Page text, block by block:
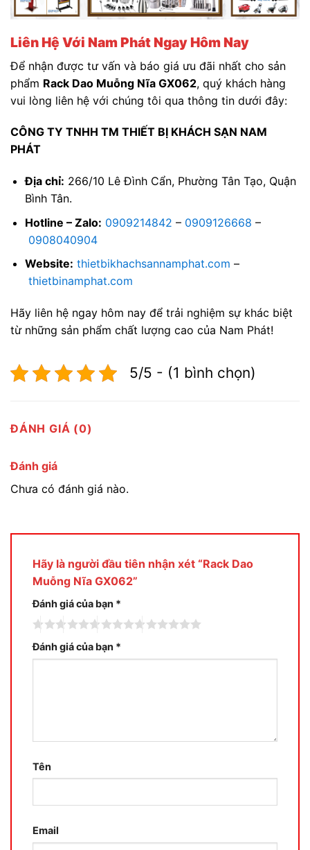
Liên Hệ Với Nam Phát Ngay Hôm Nay
Để nhận được tư vấn và báo giá ưu đãi nhất cho sản
phẩm Rack Dao Muỗng Nĩa GX062, quý khách hàng
vui lòng liên hệ với chúng tôi qua thông tin dưới đây:
CÔNG TY TNHH TM THIẾT BỊ KHÁCH SẠN NAM
PHÁT
Địa chỉ: 266/10 Lê Đình Cẩn, Phường Tân Tạo, Quận
Bình Tân.
Hotline – Zalo: 0909214842 – 0909126668 –
0908040904
Website: thietbikhachsannamphat.com –
thietbinamphat.com
Hãy liên hệ ngay hôm nay để trải nghiệm sự khác biệt
từ những sản phẩm chất lượng cao của Nam Phát!
5/5 - (1 bình chọn)
ĐÁNH GIÁ (0)
Đánh giá
Chưa có đánh giá nào.
Hãy là người đầu tiên nhận xét “Rack Dao
Muỗng Nĩa GX062”
Đánh giá của bạn *
Đánh giá của bạn *
Tên
Email